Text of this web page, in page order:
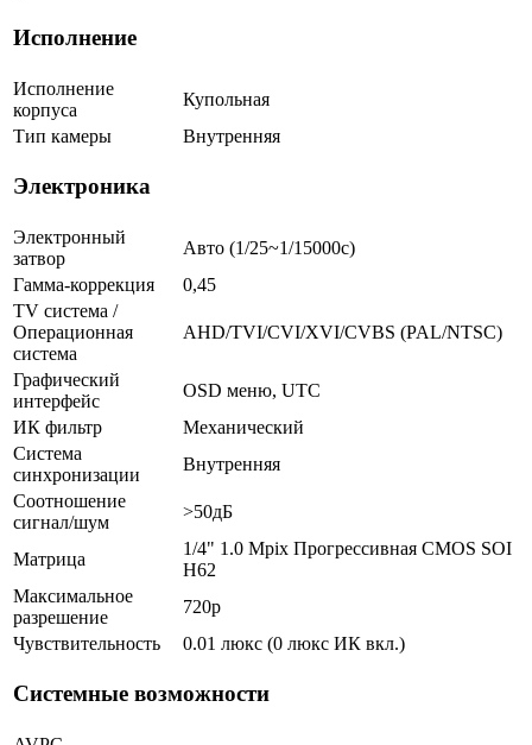
Исполнение
Исполнение
корпуса
Купольная
Тип камеры
Внутренняя
Электроника
Электронный
затвор
Авто (1/25~1/15000с)
Гамма-коррекция
0,45
TV система /
Операционная
система
AHD/TVI/CVI/XVI/CVBS (PAL/NTSC)
Графический
интерфейс
OSD меню, UTC
ИК фильтр
Механический
Система
синхронизации
Внутренняя
Соотношение
сигнал/шум
>50дБ
Матрица
1/4" 1.0 Mpix Прогрессивная CMOS SOI
H62
Максимальное
разрешение
720p
Чувствительность
0.01 люкс (0 люкс ИК вкл.)
Системные возможности